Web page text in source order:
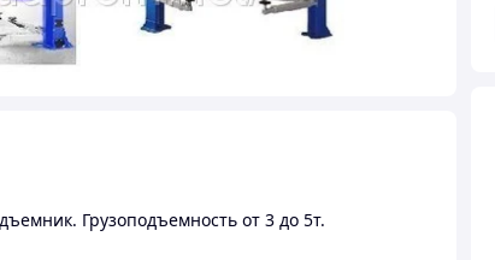
Грузоподъемность от 3 до 5т.